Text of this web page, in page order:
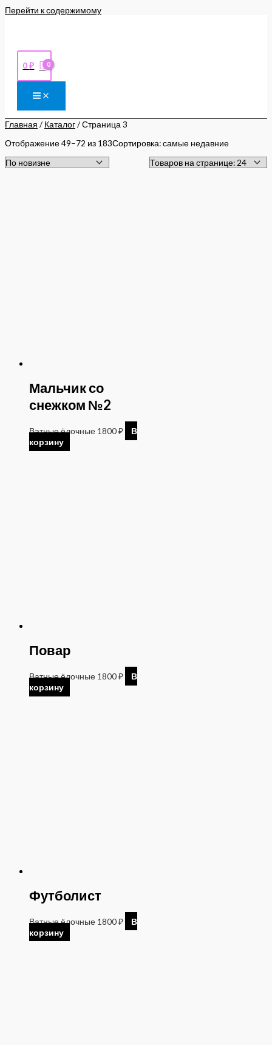
Перейти к содержимому
0₽
Главная / Каталог/ Страница 3
Отображение 49–72 из 183Сортировка: самые недавние
Мальчик со
снежком №2
Ватные ёлочные 1800₽
В
корзину
Повар
Ватные ёлочные 1800₽
В
корзину
Футболист
Ватные ёлочные 1800₽
В
корзину